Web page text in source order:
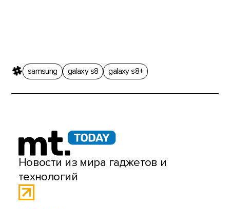
samsung galaxy s8 galaxy s8+
Новости из мира гаджетов и
технологий